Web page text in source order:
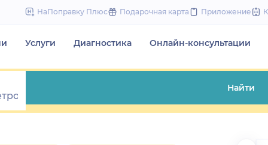
to
НаПоправку Плюс Подарочная карта Приложение
Услуги Диагностика Онлайн-консультации
Найти